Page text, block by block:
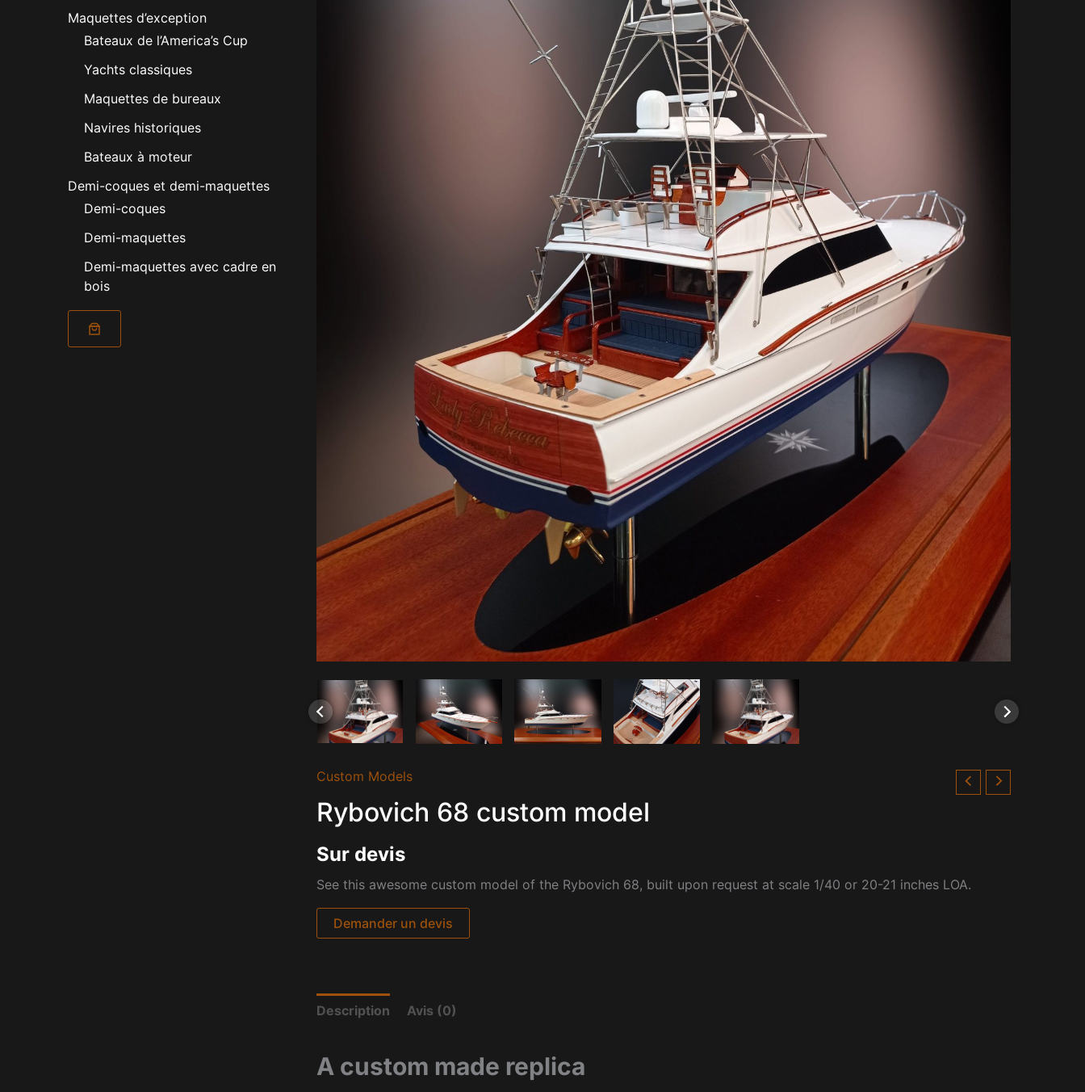
Maquettes d’exception
Bateaux de l’America’s Cup
Yachts classiques
Maquettes de bureaux
Navires historiques
Bateaux à moteur
Demi-coques et demi-maquettes
Demi-coques
Demi-maquettes
Demi-maquettes avec cadre en
bois
Custom Models
Rybovich 68 custom model
Sur devis
See this awesome custom model of the Rybovich 68, built upon request at scale 1/40 or 20-21 inches LOA.
Demander un devis
Description Avis (0)
A custom made replica